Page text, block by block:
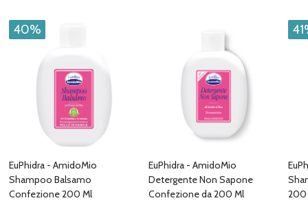
40%
EuPhidra - AmidoMio
Shampoo Balsamo
Confezione 200 Ml
EuPhidra - AmidoMio
Detergente Non Sapone
Confezione da 200 Ml
200